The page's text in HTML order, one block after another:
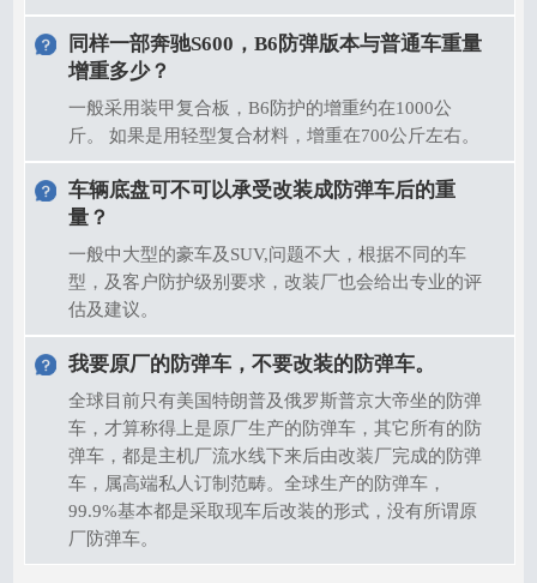
同样一部奔驰S600，B6防弹版本与普通车重量
增重多少？
一般采用装甲复合板，B6防护的增重约在1000公
斤。 如果是用轻型复合材料，增重在700公斤左右。
车辆底盘可不可以承受改装成防弹车后的重
量？
一般中大型的豪车及SUV,问题不大，根据不同的车
型，及客户防护级别要求，改装厂也会给出专业的评
估及建议。
我要原厂的防弹车，不要改装的防弹车。
全球目前只有美国特朗普及俄罗斯普京大帝坐的防弹
车，才算称得上是原厂生产的防弹车，其它所有的防
弹车，都是主机厂流水线下来后由改装厂完成的防弹
车，属高端私人订制范畴。全球生产的防弹车，
99.9%基本都是采取现车后改装的形式，没有所谓原
厂防弹车。